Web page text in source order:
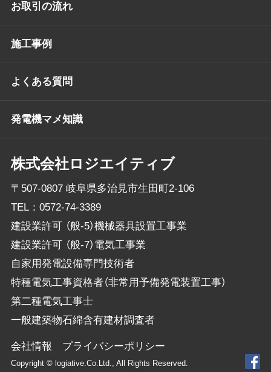
株式会社ロジエイティブ
〒507-0807 岐阜県多治見市生田町2-106
TEL： 0572-74-3389
建設業許可 （般-5）機械器具設置工事業
建設業許可 （般-7）電気工事業
自家用発電設備専門技術者
特種電気工事資格者（非常用予備発電装置工事）
第二種電気工事士
一般建築物石綿含有建材調査者
お取引の流れ
施工事例
よくある質問
発電機マメ知識
会社情報 プライバシーポリシー
Copyright © logiative.Co.Ltd., All Rights Reserved.